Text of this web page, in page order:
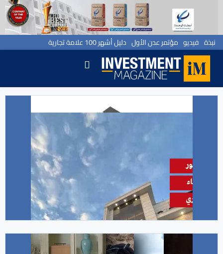
نبذة فيديو مؤتمر عدن الأول دليل أشهر 100 علامة تجارية